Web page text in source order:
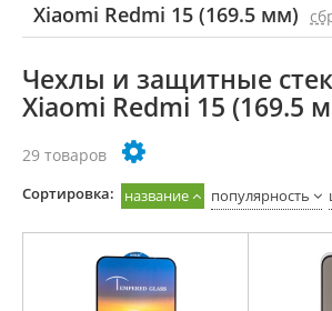
Xiaomi Redmi 15 (169.5 мм)
Чехлы и защитные
Xiaomi Redmi 15 (169.5
29 товаров
Cортировка: название популярность